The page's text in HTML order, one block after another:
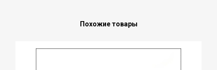
Похожие товары